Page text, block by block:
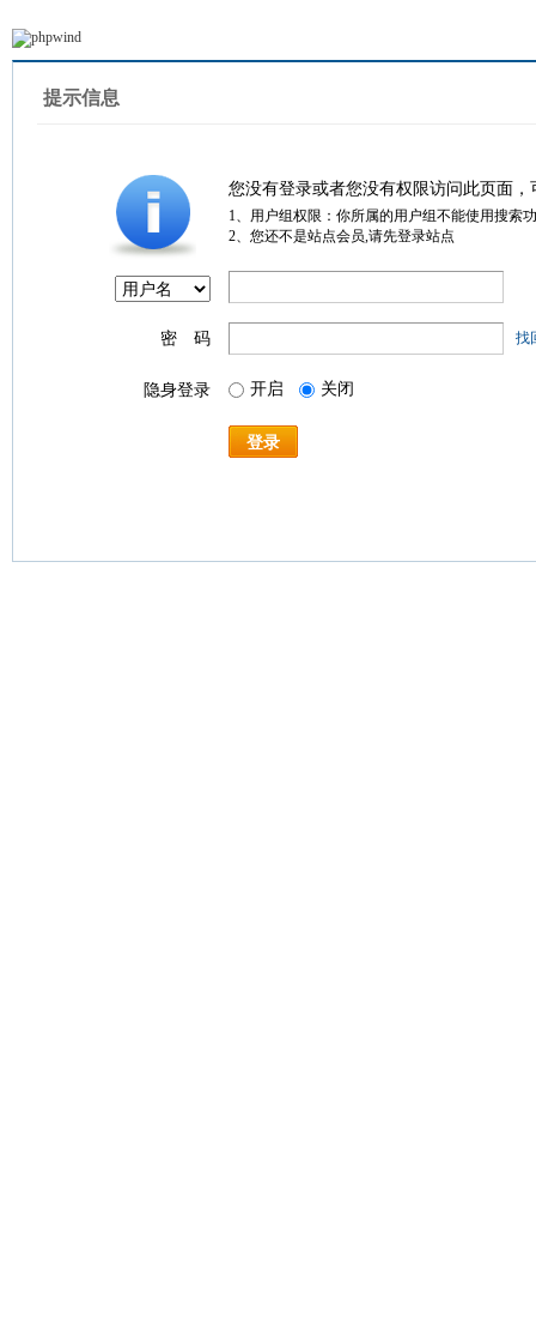
提示信息
您没有登录或者您没有权限访问此页面
1、用户组权限：你所属的用户组不能使用搜索
2、您还不是站点会员,请先登录站点
密 码 找
隐身登录 开启 关闭
登录